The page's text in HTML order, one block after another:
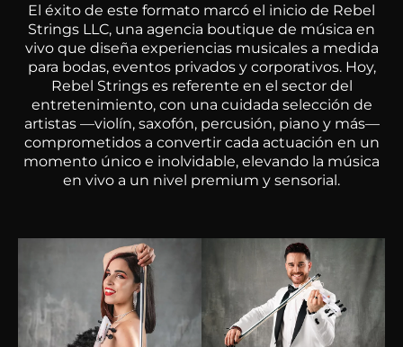
El éxito de este formato marcó el inicio de Rebel
Strings LLC, una agencia boutique de música en
vivo que diseña experiencias musicales a medida
para bodas, eventos privados y corporativos. Hoy,
Rebel Strings es referente en el sector del
entretenimiento, con una cuidada selección de
artistas —violín, saxofón, percusión, piano y más—
comprometidos a convertir cada actuación en un
momento único e inolvidable, elevando la música
en vivo a un nivel premium y sensorial.